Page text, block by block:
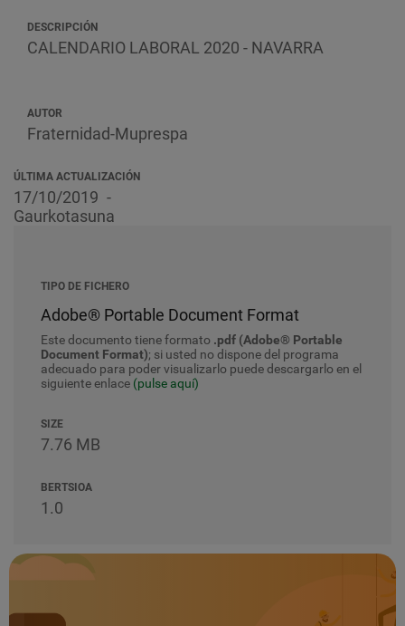
DESCRIPCIÓN
CALENDARIO LABORAL 2020 - NAVARRA
AUTOR
Fraternidad-Muprespa
ÚLTIMA ACTUALIZACIÓN
17/10/2019
Gaurkotasuna
TIPO DE FICHERO
Adobe® Portable Document Format
Este documento tiene formato .pdf (Adobe® Portable
Document Format); si usted no dispone del programa
adecuado para poder visualizarlo puede descargarlo en el
siguiente enlace (pulse aquí)
SIZE
7.76 MB
BERTSIOA
1.0